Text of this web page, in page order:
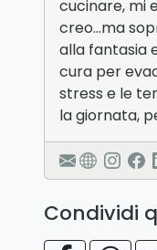
cucinare, mi
creo…ma
alla fantasia
cura per
stress e le
la giornata,
Condividi